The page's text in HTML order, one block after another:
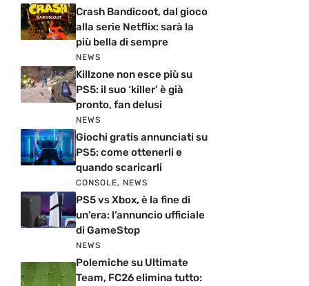
Crash Bandicoot, dal gioco
alla serie Netflix: sarà la
più bella di sempre
NEWS
Killzone non esce più su
PS5: il suo ‘killer’ è già
pronto, fan delusi
NEWS
Giochi gratis annunciati su
PS5: come ottenerli e
quando scaricarli
CONSOLE, NEWS
PS5 vs Xbox, è la fine di
un’era: l’annuncio ufficiale
di GameStop
NEWS
Polemiche su Ultimate
Team, FC26 elimina tutto: